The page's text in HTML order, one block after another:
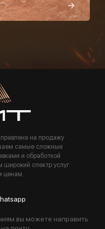
с политикой компании
на продажу
самые сложные
и обработкой
широкий спектр услуг
ценам.
вы можете направить